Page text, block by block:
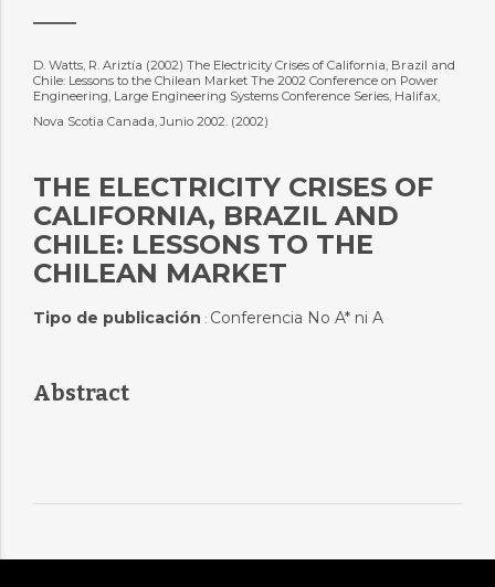
D. Watts, R. Ariztía (2002) The Electricity Crises of California, Brazil and
Chile: Lessons to the Chilean Market The 2002 Conference on Power
Engineering, Large Engineering Systems Conference Series, Halifax,
Nova Scotia Canada, Junio 2002. (2002)
THE ELECTRICITY CRISES OF
CALIFORNIA, BRAZIL AND
CHILE: LESSONS TO THE
CHILEAN MARKET
Tipo de publicación : Conferencia No A* ni A
Abstract